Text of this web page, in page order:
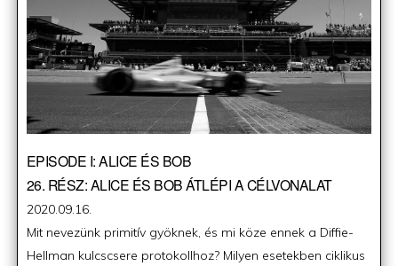
EPISODE I: ALICE ÉS BOB
26. RÉSZ: ALICE ÉS BOB ÁTLÉPI A CÉLVONALAT
Posted
on
2020.09.16.
Mit nevezünk primitív gyöknek, és mi köze ennek a Diffie-
Hellman kulcscsere protokollhoz? Milyen esetekben ciklikus